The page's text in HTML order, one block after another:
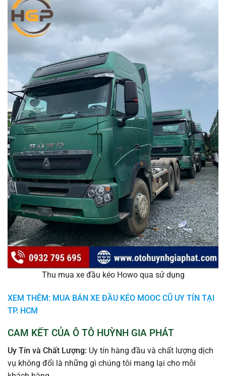
Thu mua xe đầu kéo Howo qua sử dụng
XEM THÊM: MUA BÁN XE ĐẦU KÉO MOOC CŨ UY TÍN TẠI
TP. HCM
CAM KẾT CỦA Ô TÔ HUỲNH GIA PHÁT
Uy Tín và Chất Lượng: Uy tín hàng đầu và chất lượng dịch
vụ không đổi là những gì chúng tôi mang lại cho mỗi